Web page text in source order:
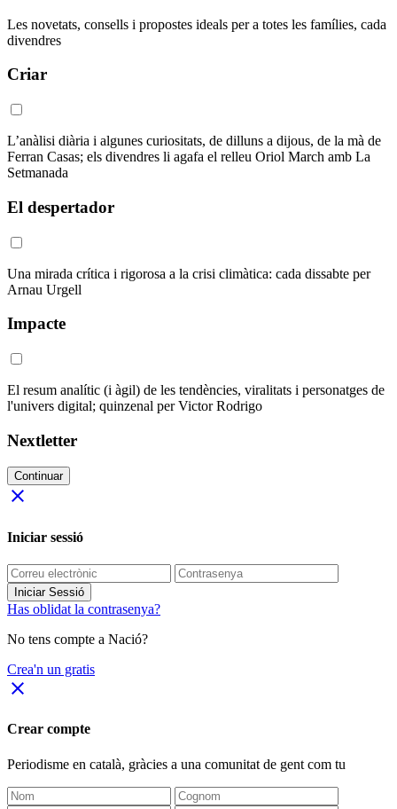
Les novetats, consells i propostes ideals per a totes les famílies, cada
divendres
Criar
L’anàlisi diària i algunes curiositats, de dilluns a dijous, de la mà de
Ferran Casas; els divendres li agafa el relleu Oriol March amb La
Setmanada
El despertador
Una mirada crítica i rigorosa a la crisi climàtica: cada dissabte per
Arnau Urgell
Impacte
El resum analític (i àgil) de les tendències, viralitats i personatges de
l'univers digital; quinzenal per Victor Rodrigo
Nextletter
Continuar
close
Iniciar sessió
Iniciar Sessió
Has oblidat la contrasenya?
No tens compte a Nació?
Crea'n un gratis
close
Crear compte
Periodisme en català, gràcies a una comunitat de gent com tu